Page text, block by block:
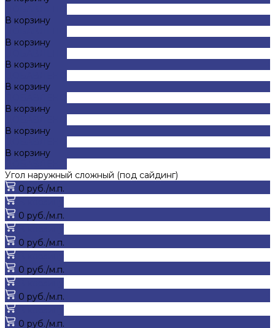
В корзину
В корзину
В корзину
В корзину
В корзину
В корзину
В корзину
Угол наружный сложный (под сайдинг)
0 руб./м.п.
0 руб./м.п.
0 руб./м.п.
0 руб./м.п.
0 руб./м.п.
0 руб./м.п.